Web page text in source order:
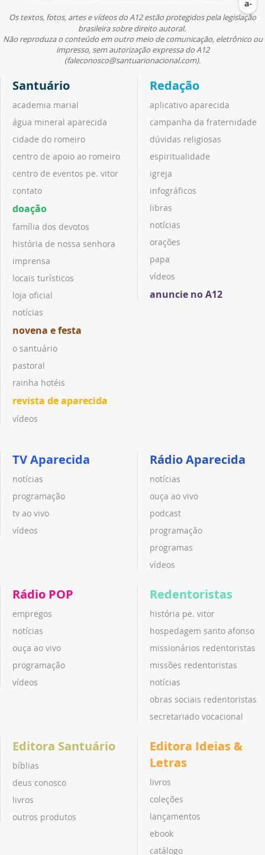
Os textos, fotos, artes e vídeos do A12 estão protegidos pela legislação
brasileira sobre direito autoral.
Não reproduza o conteúdo em outro meio de comunicação, eletrônico ou
impresso, sem autorização expressa do A12
(faleconosco@santuarionacional.com).
Santuário
academia marial
água mineral aparecida
cidade do romeiro
centro de apoio ao romeiro
centro de eventos pe. vitor
contato
doação
família dos devotos
história de nossa senhora
imprensa
locais turísticos
loja oficial
notícias
novena e festa
o santuário
pastoral
rainha hotéis
revista de aparecida
vídeos
Redação
aplicativo aparecida
campanha da fraternidade
dúvidas religiosas
espiritualidade
igreja
infográficos
libras
notícias
orações
papa
vídeos
anuncie no A12
TV Aparecida
notícias
programação
tv ao vivo
vídeos
Rádio Aparecida
notícias
ouça ao vivo
podcast
programação
programas
vídeos
Rádio POP
empregos
notícias
ouça ao vivo
programação
vídeos
Redentoristas
história pe. vitor
hospedagem santo afonso
missionários redentoristas
missões redentoristas
notícias
obras sociais redentoristas
secretariado vocacional
Editora Santuário
bíblias
deus conosco
livros
outros produtos
Editora Ideias &
Letras
livros
coleções
lançamentos
ebook
catálogo